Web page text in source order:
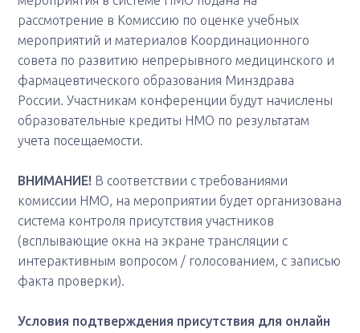
рассмотрение в Комиссию по оценке учебных
мероприятий и материалов Координационного
совета по развитию непрерывного медицинского и
фармацевтического образования Минздрава
России. Участникам конференции будут начислены
образовательные кредиты НМО по результатам
учета посещаемости.
ВНИМАНИЕ! В соответствии с требованиями
комиссии НМО, на мероприятии будет организована
система контроля присутствия участников
(всплывающие окна на экране трансляции с
интерактивным вопросом / голосованием, с записью
факта проверки).
Условия подтверждения присутствия для онлайн